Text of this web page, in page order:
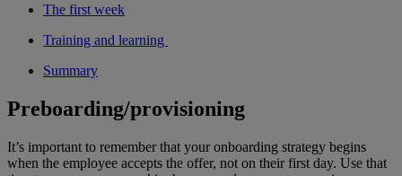
The first week
Training and learning
Summary
Preboarding/provisioning
It’s important to remember that your onboarding strategy begins
when the employee accepts the offer, not on their first day. Use that